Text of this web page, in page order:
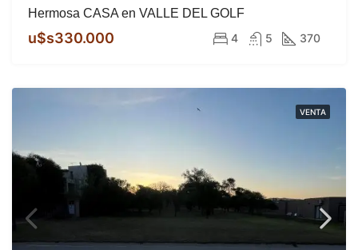
Hermosa CASA en VALLE DEL GOLF
u$s330.000 4 5 370
VENTA